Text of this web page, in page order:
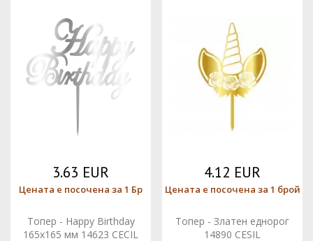
3.63 EUR
Цената е посочена за 1 Бр
Топер - Happy Birthday
165x165 мм 14623 CECIL
4.12 EUR
Цената е посочена за 1 брой
Топер - Златен еднорог
14890 CESIL